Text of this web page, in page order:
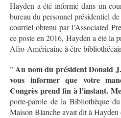
Hayden a été informé dans un
bureau du personnel présidentiel
courriel obtenu par l’Associated
ce poste en 2016, Hayden a été la
Afro-Américaine à être
”Au nom du président Donald
vous informer que votre
Congrès prend fin à l’instant.
porte-parole de la Bibliothèque
Maison Blanche avait dit à Hayden